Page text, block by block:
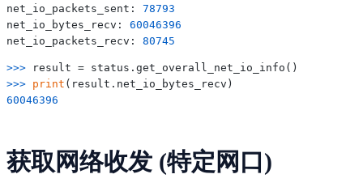
net_io_packets_sent: 78793
net_io_bytes_recv: 60046396
net_io_packets_recv: 80745
>>>
>>> print
60046396
获取网络收发 (特定网口)